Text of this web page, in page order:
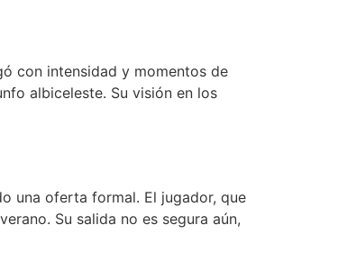
con intensidad y momentos de
albiceleste. Su visión en los
una oferta formal. El jugador, que
Su salida no es segura aún,